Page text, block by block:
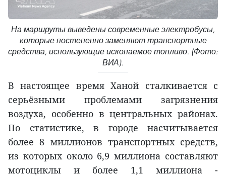
На маршруты выведены современные электробусы,
которые постепенно заменяют транспортные
средства, использующие ископаемое топливо. (Фото:
ВИА).
В настоящее время Ханой сталкивается с
серьёзными проблемами загрязнения
воздуха, особенно в центральных районах.
По статистике, в городе насчитывается
более 8 миллионов транспортных средств,
из которых около 6,9 миллиона составляют
мотоциклы и более 1,1 миллиона -